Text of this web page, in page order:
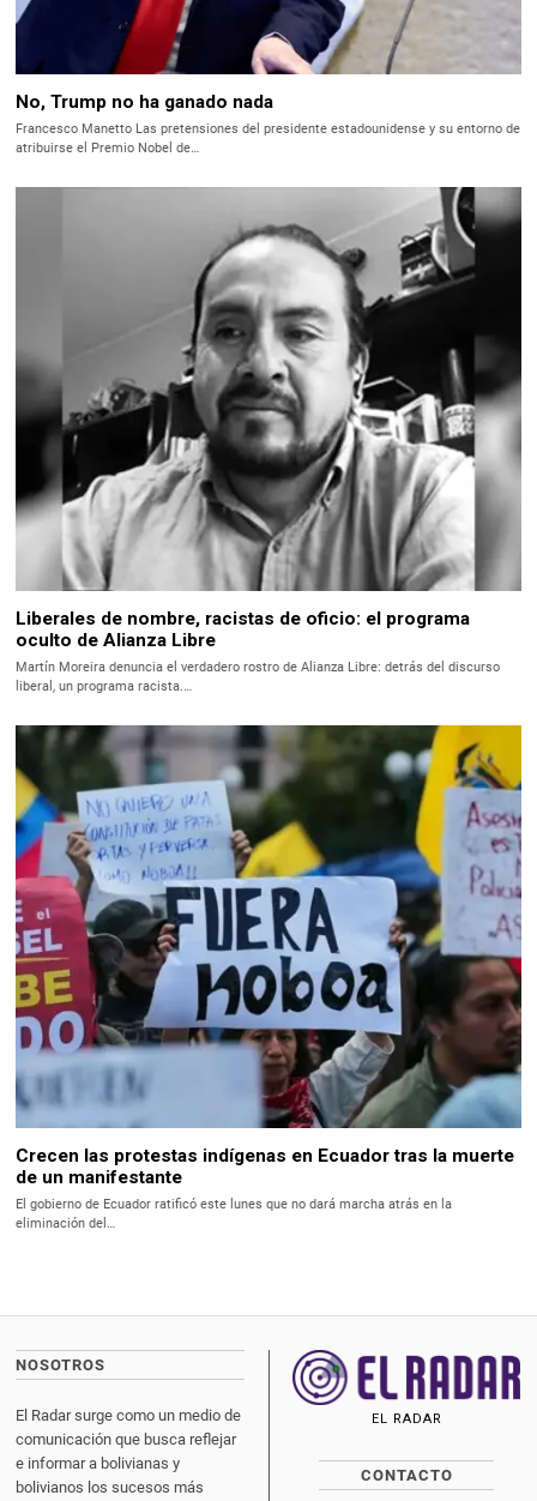
No, Trump no ha ganado nada
Francesco Manetto Las pretensiones del presidente estadounidense y su entorno de
atribuirse el Premio Nobel de…
Liberales de nombre, racistas de oficio: el programa
oculto de Alianza Libre
Martín Moreira denuncia el verdadero rostro de Alianza Libre: detrás del discurso
liberal, un programa racista.…
Crecen las protestas indígenas en Ecuador tras la muerte
de un manifestante
El gobierno de Ecuador ratificó este lunes que no dará marcha atrás en la
eliminación del…
NOSOTROS
El Radar surge como un medio de
comunicación que busca reflejar
e informar a bolivianas y
bolivianos los sucesos más
EL RADAR
CONTACTO